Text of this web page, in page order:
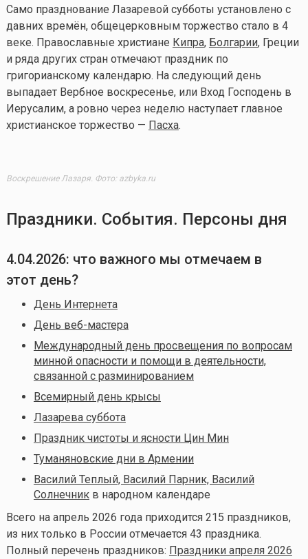
Само празднование Лазаревой субботы установлено с
давних времён, общецерковным торжество стало в 4
веке. Православные христиане Кипра, Болгарии, Греции
и ряда других стран отмечают праздник по
григорианскому календарю. На следующий день
выпадает Вербное воскресенье, или Вход Господень в
Иерусалим, а ровно через неделю наступает главное
христианское торжество — Пасха.
Воскрешение Лазаря. Фото: azbyka.ru
Праздники. События. Персоны дня
4.04.2026: что важного мы отмечаем в
этот день?
День Интернета
День веб-мастера
Международный день просвещения по вопросам
минной опасности и помощи в деятельности,
связанной с разминированием
Всемирный день крысы
Лазарева суббота
Праздник чистоты и ясности Цин Мин
Туманяновские дни в Армении
Василий Теплый, Василий Парник, Василий
Солнечникв народном календаре
Всего на апрель 2026 года приходится 215 праздников,
из них только в России отмечается 43 праздника.
Полный перечень праздников: Праздники апреля 2026